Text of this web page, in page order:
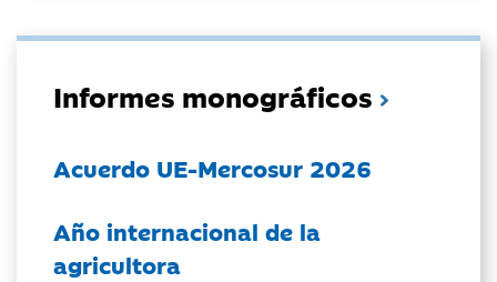
Informes monográficos
Acuerdo UE-Mercosur 2026
Año internacional de la
agricultora